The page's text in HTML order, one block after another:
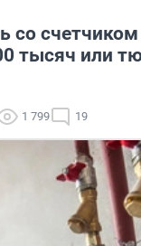
со счетчиком
тысяч или
1 799 19